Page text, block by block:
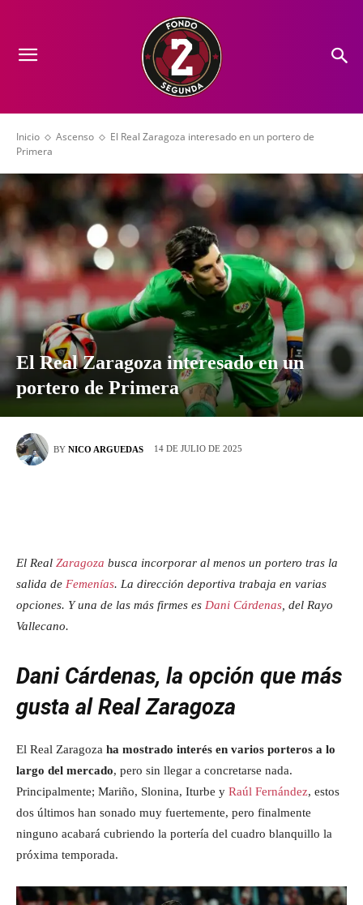
Inicio Ascenso
El Real Zaragoza interesado en un portero de
Primera
El Real Zaragoza interesado en un
portero de Primera
BY NICO ARGUEDAS 14 DE JULIO DE 2025
El Real Zaragoza busca incorporar al menos un portero tras la
salida de Femenías. La dirección deportiva trabaja en varias
opciones. Y una de las más firmes es Dani Cárdenas , del Rayo
Vallecano.
Dani Cárdenas, la opción que más
gusta al Real Zaragoza
El Real Zaragoza ha mostrado interés en varios porteros a lo
largo del mercado, pero sin llegar a concretarse nada.
Principalmente; Mariño, Slonina, Iturbe y Raúl Fernández, estos
dos últimos han sonado muy fuertemente, pero finalmente
ninguno acabará cubriendo la portería del cuadro blanquillo la
próxima temporada.